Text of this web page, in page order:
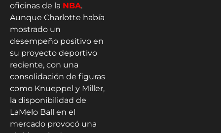
oficinas de la NBA.
Aunque Charlotte había
mostrado un
desempeño positivo en
su proyecto deportivo
reciente, con una
consolidación de figuras
como Knueppel y Miller,
la disponibilidad de
LaMelo Ball en el
mercado provocó una